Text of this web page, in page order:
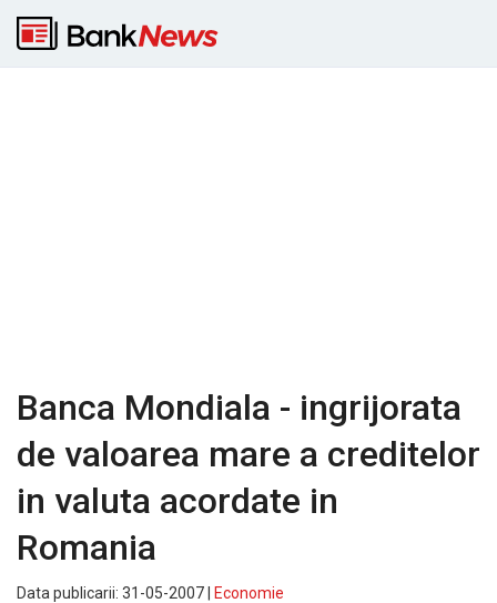
Banca Mondiala - ingrijorata
de valoarea mare a creditelor
in valuta acordate in
Romania
Data publicarii: 31-05-2007 |
Economie